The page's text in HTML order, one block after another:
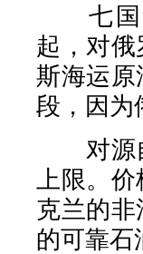
七国集
起，对
斯海运
段，因为
对源自
上限。
克兰的
的可靠石